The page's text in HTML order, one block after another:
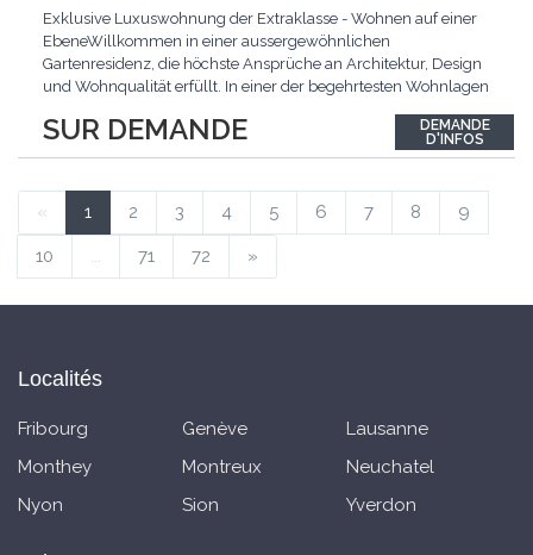
SUR DEMANDE
Exklusive Luxuswohnung der Extraklasse - Wohnen auf einer
EbeneWillkommen in einer aussergewöhnlichen
Gartenresidenz, die höchste Ansprüche an Architektur, Design
und Wohnqualität erfüllt. In einer der begehrtesten Wohnlagen
exklusives Zuhause mit über 230 m² Wohnfläche, das
Grosszügigkeit, Privatsphäre und zeitlose Eleganz auf
DEMANDE
D'INFOS
« 1 2 3 4 5 6 7 8 9
10 ... 71 72 »
Localités
Fribourg Genève
Lausanne
Monthey
Montreux
Neuchatel
Nyon
Sion Yverdon